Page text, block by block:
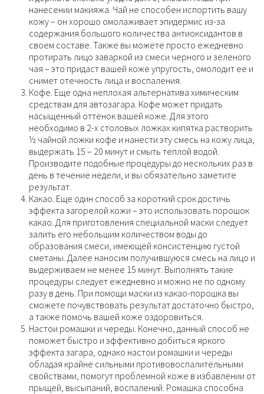
нанесении макияжа. Чай не способен испортить вашу
кожу – он хорошо омолаживает эпидермис из-за
содержания большого количества антиоксидантов в
своем составе. Также вы можете просто ежедневно
протирать лицо заваркой из смеси черного и зеленого
чая – это придаст вашей коже упругость, омолодит ее и
снимет отечность лица и воспаления.
Кофе. Еще одна неплохая альтернатива химическим
средствам для автозагара. Кофе может придать
насыщенный оттенок вашей коже. Для этого
необходимо в 2-х столовых ложках кипятка растворить
½ чайной ложки кофе и нанести эту смесь на кожу лица,
выдержать 15 – 20 минут и смыть теплой водой.
Производите подобные процедуры до нескольких раз в
день в течение недели, и вы обязательно заметите
результат.
Какао. Еще один способ за короткий срок достичь
эффекта загорелой кожи – это использовать порошок
какао. Для приготовления специальной маски следует
залить его небольшим количеством воды до
образования смеси, имеющей консистенцию густой
сметаны. Далее наносим получившуюся смесь на лицо и
выдерживаем не менее 15 минут. Выполнять такие
процедуры следует ежедневно и можно не по одному
разу в день. При помощи маски из какао-порошка вы
сможете почувствовать результат достаточно быстро,
а также помочь вашей коже оздоровиться.
Настои ромашки и череды. Конечно, данный способ не
поможет быстро и эффективно добиться яркого
эффекта загара, однако настои ромашки и череды
обладая крайне сильными противовоспалительными
свойствами, помогут проблемной коже в избавлении от
прыщей, высыпаний, воспалений. Ромашка способна